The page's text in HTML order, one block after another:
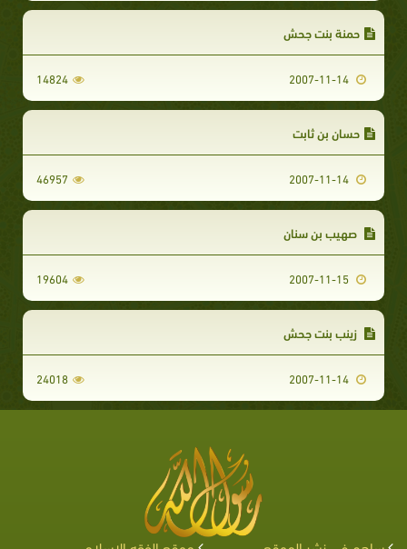
حمنة بنت جحش
14824
حسان بن ثابت
46957
صهيب بن سنان
19604
زينب بنت جحش
24018